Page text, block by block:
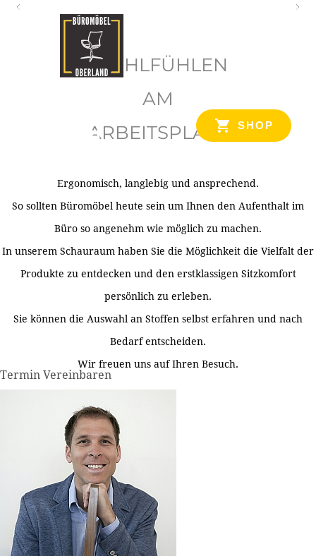
SHOP
WOHLFÜHLEN
AM
ARBEITSPLATZ
Ergonomisch, langlebig und ansprechend.
So sollten Büromöbel heute sein um Ihnen den Aufenthalt im
Büro so angenehm wie möglich zu machen.
In unserem Schauraum haben Sie die Möglichkeit die Vielfalt der
Produkte zu entdecken und den erstklassigen Sitzkomfort
persönlich zu erleben.
Sie können die Auswahl an Stoffen selbst erfahren und nach
Bedarf entscheiden.
Wir freuen uns auf Ihren Besuch.
Termin Vereinbaren